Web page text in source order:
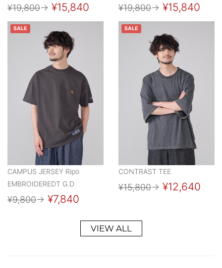
¥19,800→ ¥15,840 ¥19,800→ ¥15,840
SALE
CAMPUS JERSEY Ripo
EMBROIDEREDT G.D
¥9,800→ ¥7,840
SALE
CONTRAST TEE
¥15,800→ ¥12,640
VIEW ALL